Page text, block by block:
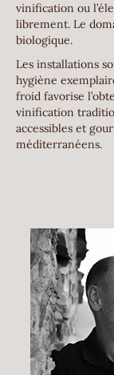
vinification ou
librement. Le
biologique.
Les installations
hygiène
froid favorise
vinification
accessibles et
méditerranéens.